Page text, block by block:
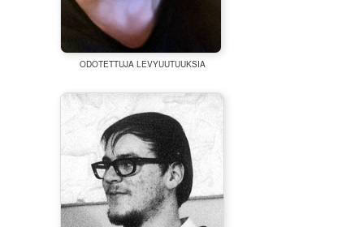
ODOTETTUJA LEVYUUTUUKSIA